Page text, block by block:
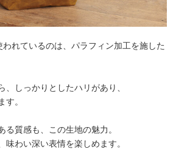
れているのは、パラフィン加工を施した
、しっかりとしたハリがあり、
す。
る質感も、この生地の魅力。
味わい深い表情を楽しめます。